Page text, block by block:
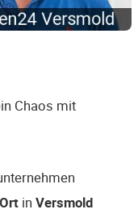
Chaos mit
in Versmold